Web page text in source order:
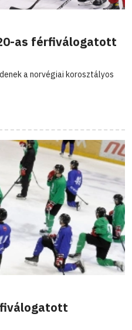
as férfiválogatott
a norvégiai korosztályos